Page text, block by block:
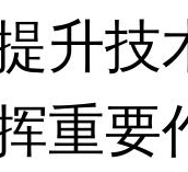
升技
重要